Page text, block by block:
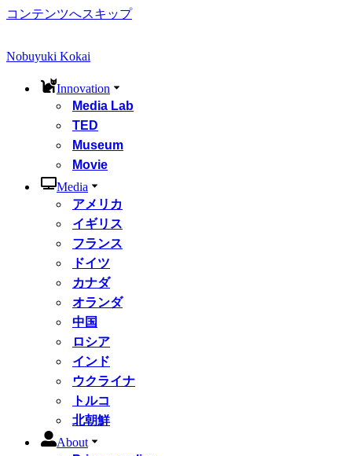
コンテンツへスキップ
Nobuyuki Kokai
Innovation
Media Lab
TED
Museum
Movie
Media
アメリカ
イギリス
フランス
ドイツ
カナダ
オランダ
中国
ロシア
インド
ウクライナ
トルコ
北朝鮮
About